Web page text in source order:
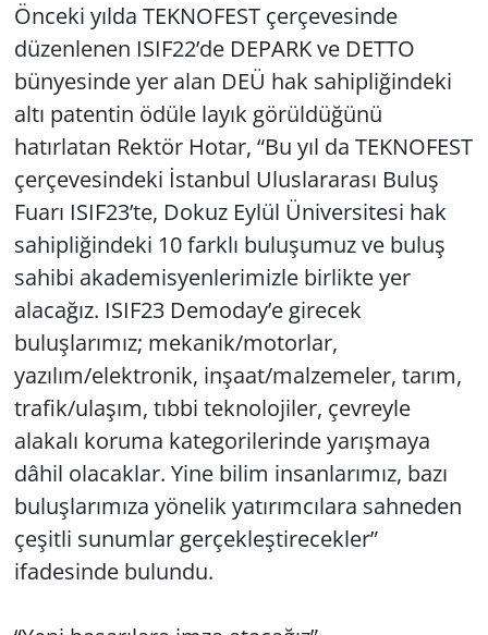
Önceki yılda TEKNOFEST çerçevesinde
düzenlenen ISIF22’de DEPARK ve DETTO
bünyesinde yer alan DEÜ hak sahipliğindeki
altı patentin ödüle layık görüldüğünü
hatırlatan Rektör Hotar, “Bu yıl da TEKNOFEST
çerçevesindeki İstanbul Uluslararası Buluş
Fuarı ISIF23’te, Dokuz Eylül Üniversitesi hak
sahipliğindeki 10 farklı buluşumuz ve buluş
sahibi akademisyenlerimizle birlikte yer
alacağız. ISIF23 Demoday’e girecek
buluşlarımız; mekanik/motorlar,
yazılım/elektronik, inşaat/malzemeler, tarım,
trafik/ulaşım, tıbbi teknolojiler, çevreyle
alakalı koruma kategorilerinde yarışmaya
dâhil olacaklar. Yine bilim insanlarımız, bazı
buluşlarımıza yönelik yatırımcılara sahneden
çeşitli sunumlar gerçekleştirecekler”
ifadesinde bulundu.